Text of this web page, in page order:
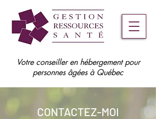
Votre conseiller en hébergement pour
personnes âgées à Québec
CONTACTEZ-MOI